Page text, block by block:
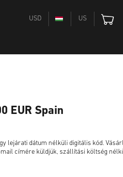
USD US
EUR Spain
lejárati dátum nélküli digitális kód.
címére küldjük, szállítási költség